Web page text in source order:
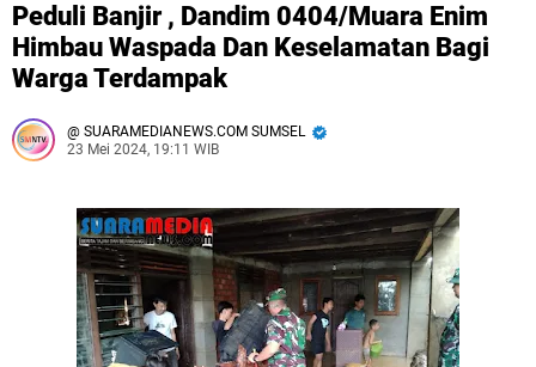
Peduli Banjir , Dandim 0404/Muara Enim
Himbau Waspada Dan Keselamatan Bagi
Warga Terdampak
SUARAMEDIANEWS.COM SUMSEL
23 Mei 2024, 19:11 WIB